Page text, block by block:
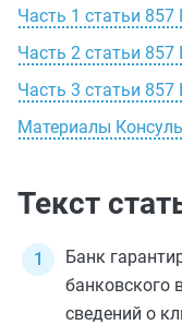
Часть 1 статьи
Часть 2 статьи
Часть 3 статьи
Материалы
Текст
Банк
банковского
сведений о